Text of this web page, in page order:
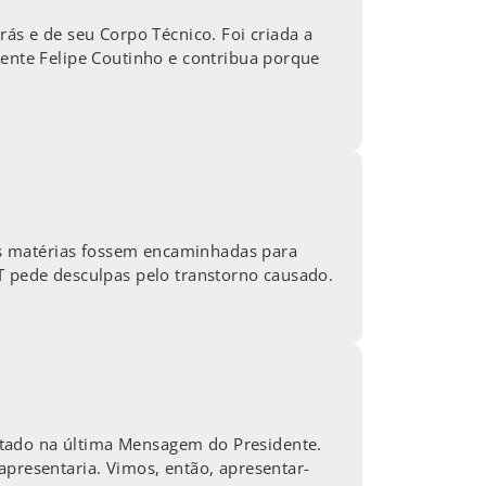
e de seu Corpo Técnico. Foi criada a
Felipe Coutinho e contribua porque
fossem encaminhadas para
pede desculpas pelo transtorno causado.
na última Mensagem do Presidente.
Vimos, então, apresentar-